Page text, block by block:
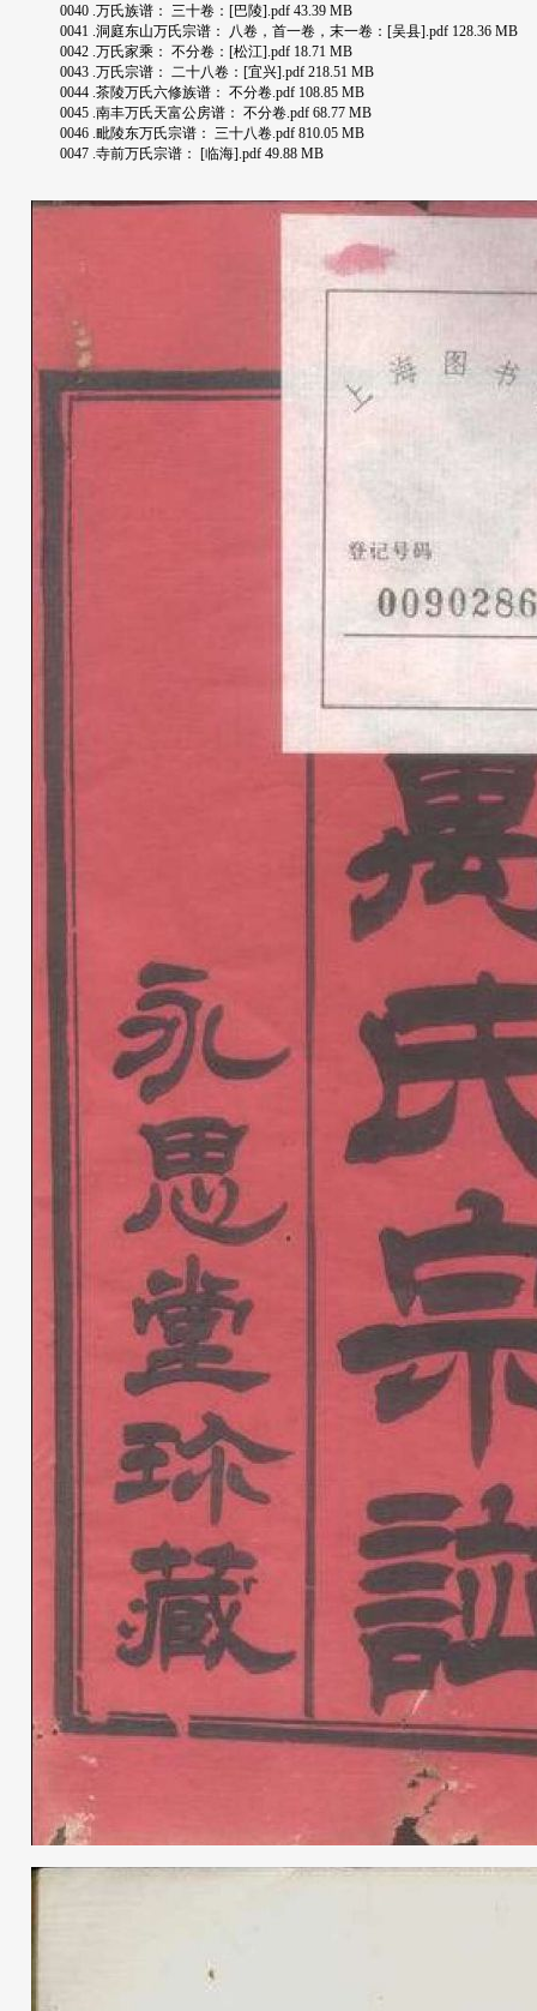
0040 .万氏族谱： 三十卷：[巴陵].pdf 43.39 MB
0041 .洞庭东山万氏宗谱： 八卷，首一卷，末一卷：[吴县].pdf 128.36 MB
0042 .万氏家乘： 不分卷：[松江].pdf 18.71 MB
0043 .万氏宗谱： 二十八卷：[宜兴].pdf 218.51 MB
0044 .茶陵万氏六修族谱： 不分卷.pdf 108.85 MB
0045 .南丰万氏天富公房谱： 不分卷.pdf 68.77 MB
0046 .毗陵东万氏宗谱： 三十八卷.pdf 810.05 MB
0047 .寺前万氏宗谱： [临海].pdf 49.88 MB